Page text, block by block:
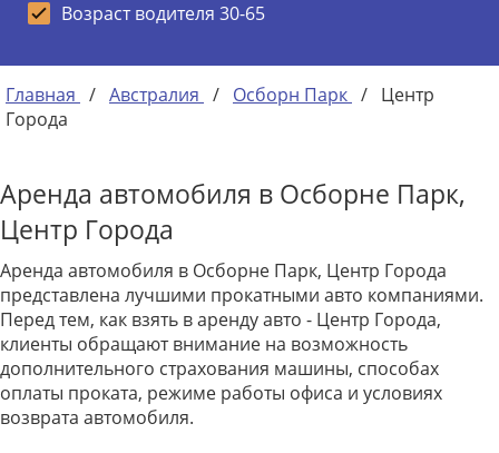
Возраст водителя 30-65
Главная / Австралия / Осборн Парк / Центр
Города
Аренда автомобиля в Осборне Парк,
Центр Города
Аренда автомобиля в Осборне Парк, Центр Города
представлена лучшими прокатными авто компаниями.
Перед тем, как взять в аренду авто - Центр Города,
клиенты обращают внимание на возможность
дополнительного страхования машины, способах
оплаты проката, режиме работы офиса и условиях
возврата автомобиля.